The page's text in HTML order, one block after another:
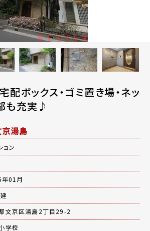
配ボックス・ゴミ置き場・ネッ
も充実♪
湯島
ョン
01月
文京区湯島2丁目29-2
学校